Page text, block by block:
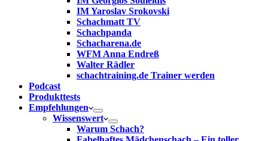
IM Yaroslav Srokovski
Schachmatt TV
Schachpanda
Schacharena.de
WFM Anna Endreß
Walter Rädler
schachtraining.de Trainer werden
Podcast
Produkttests
Empfehlungen
Wissenswert
Warum Schach?